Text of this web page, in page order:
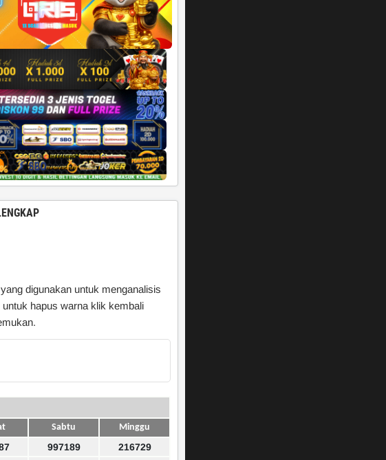
digunakan untuk menganalisis
untuk hapus warna klik kembali
Sabtu Minggu
997189
216729